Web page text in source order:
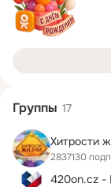
Группы 17
Хитрости
2837130
420on.cz -